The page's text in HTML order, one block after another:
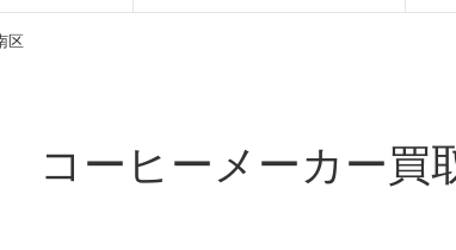
区
コーヒーメーカー買